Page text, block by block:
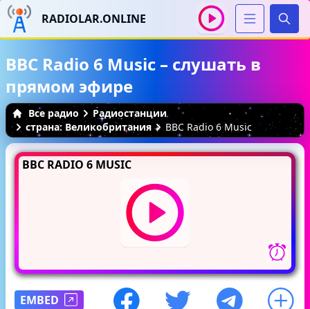
RADIOLAR.ONLINE
BBC Radio 6 Music – слушать в
прямом эфире
Все радио
Радиостанции
страна: Великобритания
BBC Radio 6 Music
BBC RADIO 6 MUSIC
EMBED